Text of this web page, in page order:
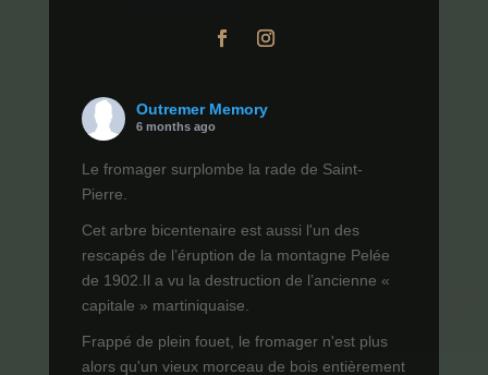
Outremer Memory
6 months ago
Le fromager surplombe la rade de Saint-
Pierre.
Cet arbre bicentenaire est aussi l'un des
rescapés de l’éruption de la montagne Pelée
de 1902.Il a vu la destruction de l’ancienne «
capitale » martiniquaise.
Frappé de plein fouet, le fromager n'est plus
alors qu'un vieux morceau de bois entièrement